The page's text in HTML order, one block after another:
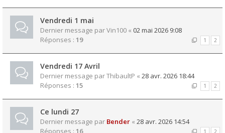
Vendredi 1 mai
Dernier message parVin100 « 02 mai 2026 9:08
Réponses : 19 1 2
Vendredi 17 Avril
Dernier message parThibaultP « 28 avr. 2026 18:44
Réponses : 15 1 2
Ce lundi 27
Dernier message par Bender « 28 avr. 2026 14:54
Réponses : 16 1 2